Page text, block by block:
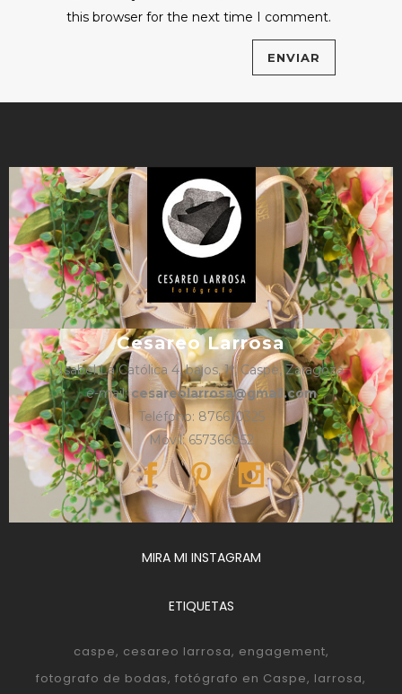
this browser for the next time I comment.
Cesareo Larrosa
Isabel La Católica 4, bajos, 1º, Caspe, Zaragoza
e-mail:cesareolarrosa@gmail.com
Teléfono: 876610325
Móvil: 657366052
MIRA MI INSTAGRAM
ETIQUETAS
caspe cesareo larrosa engagement
fotografo de bodas fotógrafo en Caspe larrosa